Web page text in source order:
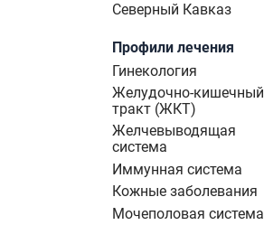
Северный Кавказ
Профили лечения
Гинекология
Желудочно-кишечный
тракт (ЖКТ)
Желчевыводящая
система
Иммунная система
Кожные заболевания
Мочеполовая система